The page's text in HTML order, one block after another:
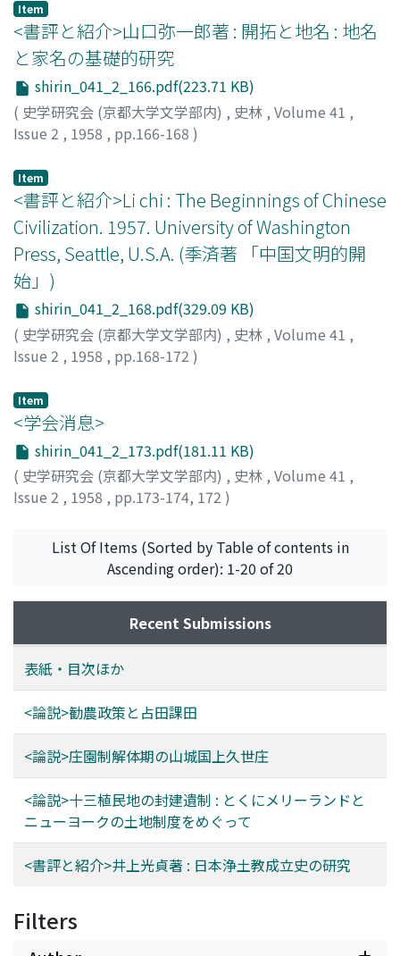
Item
<書評と紹介>山口弥一郎著 : 開拓と地名 : 地名
と家名の基礎的研究
shirin_041_2_166.pdf(223.71 KB)
( 史学研究会 (京都大学文学部内) , 史林 , Volume 41 ,
Issue 2 , 1958 , pp.166-168 )
Item
<書評と紹介>Li chi : The Beginnings of Chinese
Civilization. 1957. University of Washington
Press, Seattle, U.S.A. (季済著 「中国文明的開
始」)
shirin_041_2_168.pdf(329.09 KB)
( 史学研究会 (京都大学文学部内) , 史林 , Volume 41 ,
Issue 2 , 1958 , pp.168-172 )
Item
<学会消息>
shirin_041_2_173.pdf(181.11 KB)
( 史学研究会 (京都大学文学部内) , 史林 , Volume 41 ,
Issue 2 , 1958 , pp.173-174, 172 )
List Of Items (Sorted by Table of contents in
Ascending order): 1-20 of 20
Recent Submissions
表紙・目次ほか
<論説>勧農政策と占田課田
<論説>庄園制解体期の山城国上久世庄
<論説>十三植民地の封建遺制 : とくにメリーランドと
ニューヨークの土地制度をめぐって
<書評と紹介>井上光貞著 : 日本浄土教成立史の研究
Filters